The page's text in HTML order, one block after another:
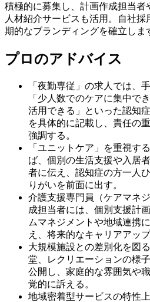
積極的に募集し、計画作成担当
人材紹介サービスも活用。自社
期的なブランディングを確立しま
プロのアドバイス
「夜勤専従」の求人では、
「少人数でのケアに集中で
活用できる」といった認知
を具体的に記載し、責任の
強調する。
「ユニットケア」を重視す
ば、個別の生活支援や入居
者に伝え、認知症の方一人
りがいを前面に出す。
介護支援専門員（ケアマネ
成担当者には、個別支援計
ムマネジメントや地域連携
え、将来的なキャリアアッ
大規模施設との差別化を図
堂、レクリエーションの様
公開し、家庭的な雰囲気や
覚的に訴える。
地域密着型サービスの特性